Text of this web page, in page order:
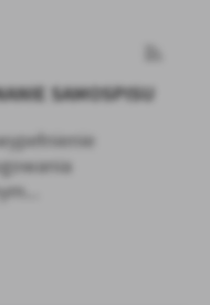
SAMOSPISU